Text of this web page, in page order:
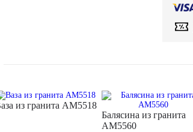
из гранита AM5518
Балясина из гранита
AM5560